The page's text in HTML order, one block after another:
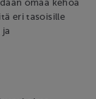
omaa kehoa
eri tasoisille